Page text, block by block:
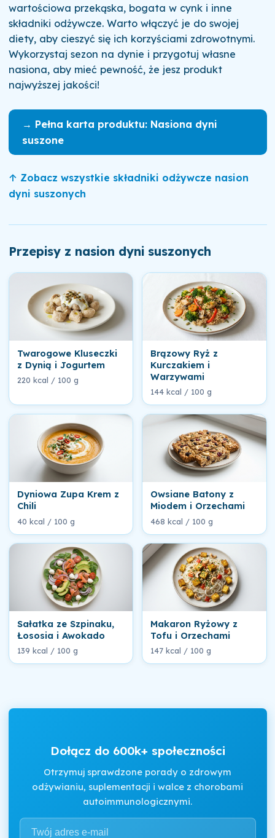
wartościowa przekąska, bogata w cynk i inne
składniki odżywcze. Warto włączyć je do swojej
diety, aby cieszyć się ich korzyściami zdrowotnymi.
Wykorzystaj sezon na dynie i przygotuj własne
nasiona, aby mieć pewność, że jesz produkt
najwyższej jakości!
→ Pełna karta produktu: Nasiona dyni
suszone
↑ Zobacz wszystkie składniki odżywcze nasion
dyni suszonych
Przepisy z nasion dyni suszonych
Twarogowe Kluseczki
z Dynią i Jogurtem
220 kcal / 100 g
Brązowy Ryż z
Kurczakiem i
Warzywami
144 kcal / 100 g
Dyniowa Zupa Krem z
Chili
40 kcal / 100 g
Owsiane Batony z
Miodem i Orzechami
468 kcal / 100 g
Sałatka ze Szpinaku,
Łososia i Awokado
139 kcal / 100 g
Makaron Ryżowy z
Tofu i Orzechami
147 kcal / 100 g
Dołącz do 600k+ społeczności
Otrzymuj sprawdzone porady o zdrowym
odżywianiu, suplementacji i walce z chorobami
autoimmunologicznymi.